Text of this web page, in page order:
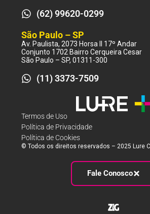
Termos de Uso
Política de Privacidade
Política de Cookies
© Todos os direitos reservados – 2025 Lure
(62) 99620-0299
São Paulo – SP
Av. Paulista, 2073 Horsa II 17º Andar
Conjunto 1702 Bairro Cerqueira Cesar
São Paulo – SP, 01311-300
(11) 3373-7509
Fale Conosco